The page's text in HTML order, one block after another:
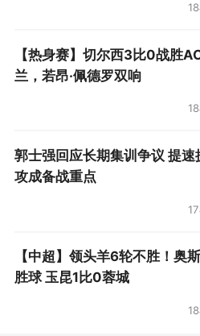
【热身赛】切尔西3比0战胜
兰，若昂·佩德罗双响
郭士强回应长期集训争议 提速
攻成备战重点
【中超】领头羊6轮不胜！奥
胜球 玉昆1比0蓉城